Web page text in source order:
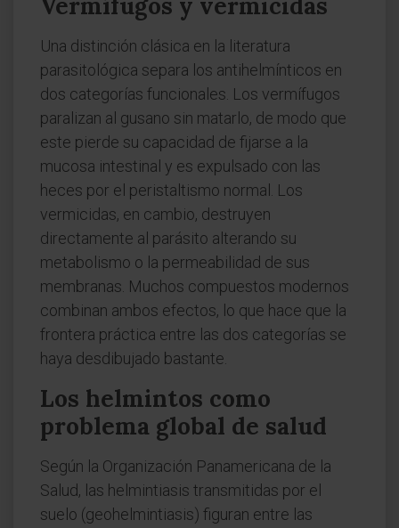
Una distinción clásica en la literatura
parasitológica separa los antihelmínticos en
dos categorías funcionales. Los vermífugos
paralizan al gusano sin matarlo, de modo que
este pierde su capacidad de fijarse a la
mucosa intestinal y es expulsado con las
heces por el peristaltismo normal. Los
vermicidas, en cambio, destruyen
directamente al parásito alterando su
metabolismo o la permeabilidad de sus
membranas. Muchos compuestos modernos
combinan ambos efectos, lo que hace que la
frontera práctica entre las dos categorías se
haya desdibujado bastante.
Los helmintos como
problema global de salud
Según la Organización Panamericana de la
Salud, las helmintiasis transmitidas por el
suelo (geohelmintiasis) figuran entre las